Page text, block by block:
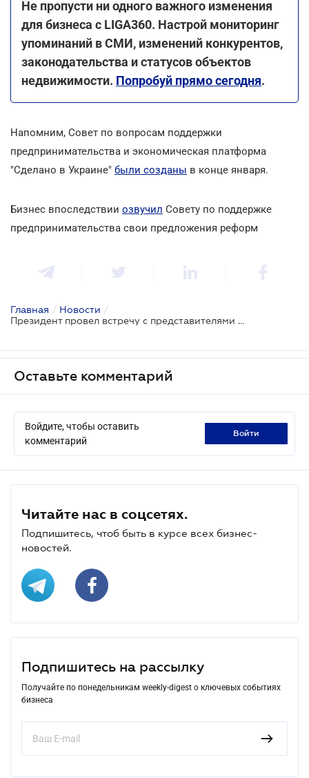
Не пропусти ни одного важного изменения
для бизнеса с LIGA360. Настрой мониторинг
упоминаний в СМИ, изменений конкурентов,
законодательства и статусов объектов
недвижимости. Попробуй прямо сегодня.
Напомним, Совет по вопросам поддержки
предпринимательства и экономическая платформа
"Сделано в Украине" были созданы в конце января.
Бизнес впоследствии озвучил Совету по поддержке
предпринимательства свои предложения реформ
Главная / Новости /
Президент провел встречу с представителями Совета по вопросам поддержки предпринимательства
Оставьте комментарий
Войдите, чтобы оставить
комментарий
войти
Читайте нас в соцсетях.
Подпишитесь, чтоб быть в курсе всех бизнес-
новостей.
Подпишитесь на рассылку
Получайте по понедельникам weekly-digest о ключевых событиях
бизнеса